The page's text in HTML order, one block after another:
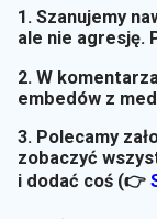
1. Szanujemy
ale nie agresję.
2. W
embedów z
3. Polecamy
zobaczyć
i dodać coś (👉